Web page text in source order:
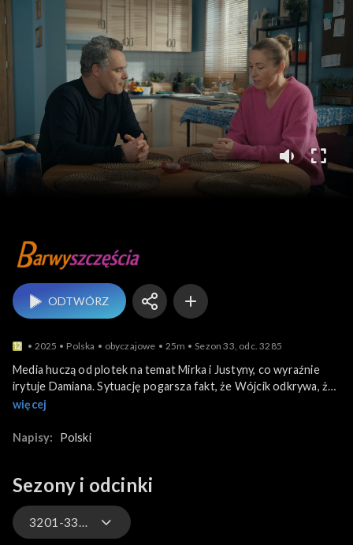
Barwy szczęścia
ODTWÓRZ
2025 Polska obyczajowe 25m Sezon 33, odc. 3285
Media huczą od plotek na temat Mirka i Justyny, co wyraźnie
irytuje Damiana. Sytuację pogarsza fakt, że Wójcik odkrywa, że
syn oblał maturę z języka polskiego. Z kolei Ola otrzymuje
Justin prosi ukochaną, by odrzuciła ofertę i została z nim w
więcej
Napisy: Polski
Sezony i odcinki
3201-3300